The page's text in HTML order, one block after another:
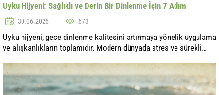
Uyku Hijyeni: Sağlıklı ve Derin Bir Dinlenme İçin 7 Adım
30.06.2026 673
Uyku hijyeni, gece dinlenme kalitesini artırmaya yönelik uygulama
ve alışkanlıkların toplamıdır. Modern dünyada stres ve sürekli
sağlığına ..